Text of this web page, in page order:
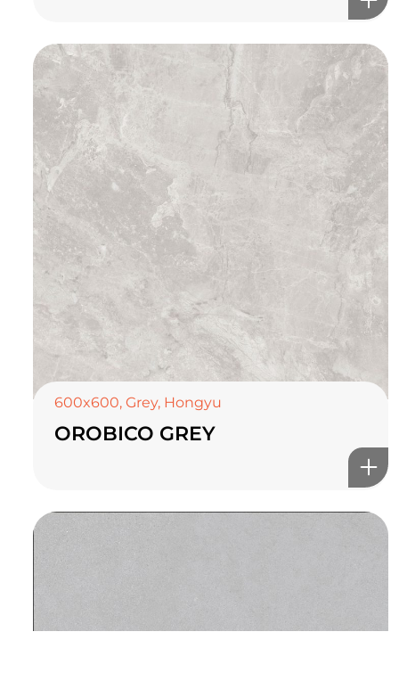
600x600, Grey, Hongyu
OROBICO GREY
TOP CERAMICSБайгалын өнгө тансаг
мэдрэмжийг таны орчинд
онлайн туслах
Themeforest Premium WordPress Theme.